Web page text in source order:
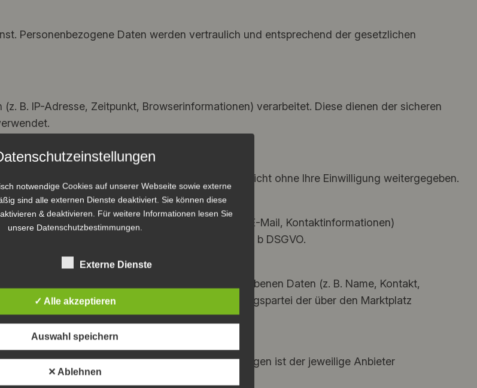
Personenbezogene Daten werden vertraulich und entsprechend der gesetzlichen
B. IP-Adresse, Zeitpunkt, Browserinformationen) verarbeitet. Diese dienen der sicheren
zur Bearbeitung der Anfrage gespeichert und nicht ohne Ihre Einwilligung weitergegeben.
die hierfür erforderlichen Daten (z. B. Name, E-Mail, Kontaktinformationen)
verarbeitet. Rechtsgrundlage ist Art. 6 Abs. 1 lit. b DSGVO.
durch Vereinsmitglieder oder Dritte. Die eingegebenen Daten (z. B. Name, Kontakt,
der Website sichtbar. Der Verein ist nicht Vertragspartei der über den Marktplatz
Für deren Inhalte und Datenschutzbestimmungen ist der jeweilige Anbieter
notwendige Cookies auf unserer Webseite sowie externe
sind alle externen Dienste deaktiviert. Sie können diese
& deaktivieren. Für weitere Informationen lesen Sie
unsere Datenschutzbestimmungen.
Externe Dienste
✓ Alle akzeptieren
Auswahl speichern
✕ Ablehnen